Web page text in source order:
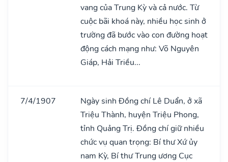
vang của Trung Kỳ và cả nước. Từ
cuộc bãi khoá này, nhiều học sinh ở
trường đã bước vào con đường hoạt
động cách mạng như: Võ Nguyên
Giáp, Hải Triều...
7/4/1907
Ngày sinh Đồng chí Lê Duẩn, ở xã
Triệu Thành, huyện Triệu Phong,
tỉnh Quảng Trị. Đồng chí giữ nhiều
chức vụ quan trọng: Bí thư Xứ ủy
nam Kỳ, Bí thư Trung ương Cục